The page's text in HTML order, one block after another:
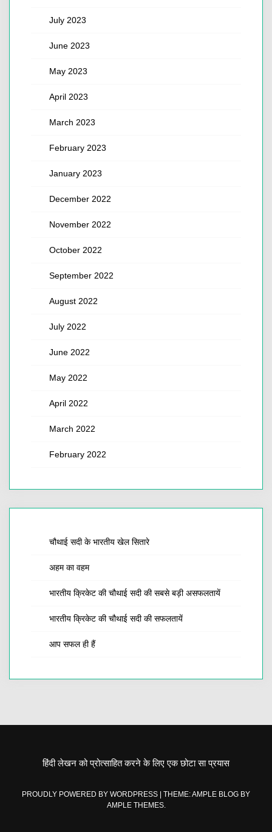
July 2023
June 2023
May 2023
April 2023
March 2023
February 2023
January 2023
December 2022
November 2022
October 2022
September 2022
August 2022
July 2022
June 2022
May 2022
April 2022
March 2022
February 2022
चौथाई सदी के भारतीय खेल सितारे
अहम का वहम
भारतीय क्रिकेट की चौथाई सदी की सबसे बड़ी असफलतायें
भारतीय क्रिकेट की चौथाई सदी की सफलतायें
आप सफल ही हैं
हिंदी लेखन को प्रोत्साहित करने के लिए एक छोटा सा प्रयास
PROUDLY POWERED BY WORDPRESS
THEME: AMPLE BLOG BY
AMPLE THEMES.